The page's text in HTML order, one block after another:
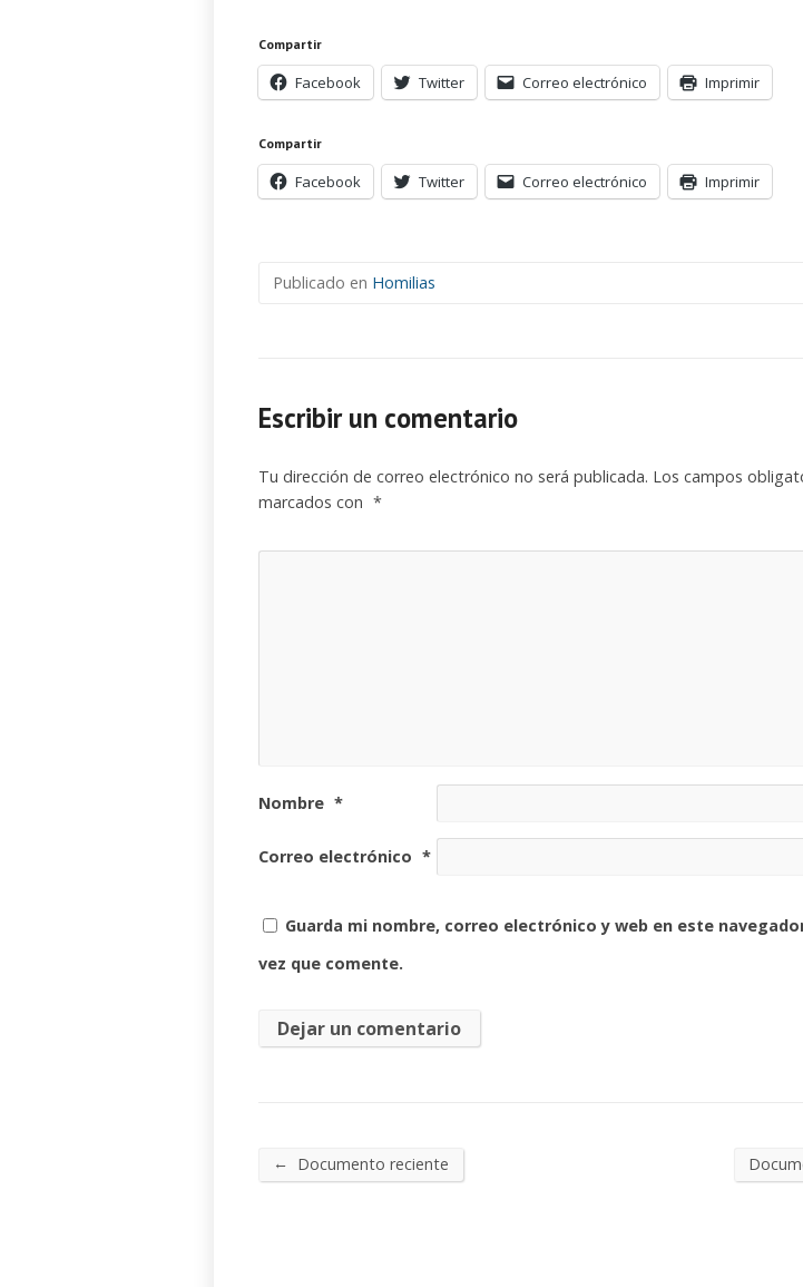
Compartir
Facebook Twitter Correo electrónico Imprimir
Compartir
Facebook Twitter Correo electrónico Imprimir
Publicado en Homilias
Escribir un comentario
Tu dirección de correo electrónico no será publicada. Los campos
marcados con *
Nombre *
Correo electrónico *
Guarda mi nombre, correo electrónico y web en este
vez que comente.
← Documento reciente